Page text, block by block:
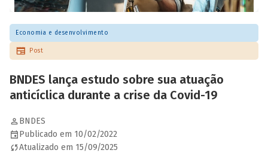
Economia e desenvolvimento
Post
BNDES lança estudo sobre sua atuação
anticíclica durante a crise da Covid-19
BNDES
Publicado em 10/02/2022
Atualizado em 15/09/2025